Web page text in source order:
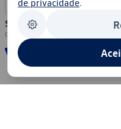
Segurança
de privacidade.